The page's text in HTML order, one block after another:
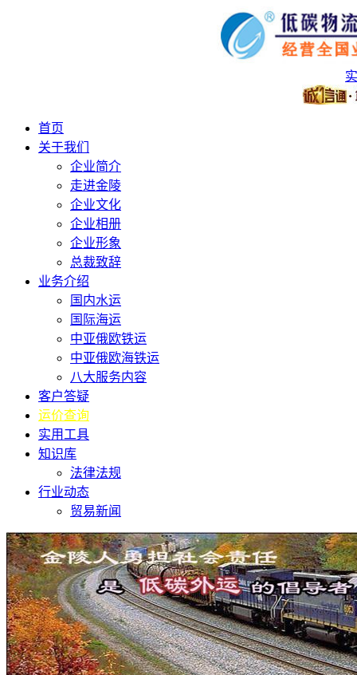
首页
关于我们
企业简介
走进金陵
企业文化
企业相册
企业形象
总裁致辞
业务介绍
国内水运
国际海运
中亚俄欧铁运
中亚俄欧海铁运
八大服务内容
客户答疑
运价查询
实用工具
知识库
法律法规
行业动态
贸易新闻